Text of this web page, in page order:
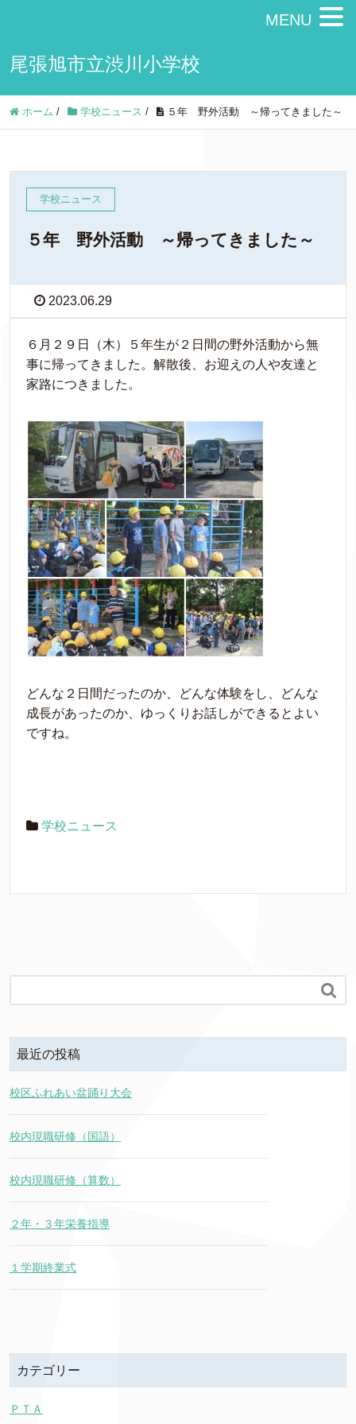
尾張旭市立渋川小学校
ホーム / 学校ニュース / ５年 野外活動 ～帰ってきました～
学校ニュース
５年 野外活動 ～帰ってきました～
2023.06.29
６月２９日（木）５年生が２日間の野外活動から無
事に帰ってきました。解散後、お迎えの人や友達と
家路につきました。
どんな２日間だったのか、どんな体験をし、どんな
成長があったのか、ゆっくりお話しができるとよい
ですね。
学校ニュース

最近の投稿
校区ふれあい盆踊り大会
校内現職研修（国語）
校内現職研修（算数）
２年・３年栄養指導
１学期終業式
カテゴリー
ＰＴＡ
MENU